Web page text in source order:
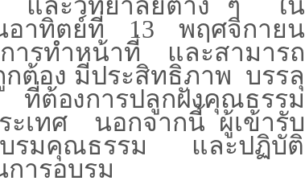
และวิทยาลัยต่าง ๆ
ใน
าทิตย์ที่ 13 พฤศจิกายน
การทำหน้าที่ และสามารถ
ต้อง มีประสิทธิภาพ บรรลุ
ต้องการปลูกฝังคุณธรรม
ะเทศ นอกจากนี้ ผู้เข้ารับ
บรมคุณธรรม และปฏิบัติ
ารอบรม